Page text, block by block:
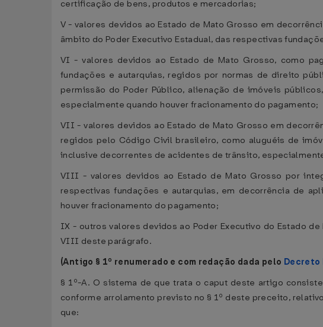
certificação de bens, produtos e mercadorias;
V - valores devidos ao Estado de Mato Grosso em
âmbito do Poder Executivo Estadual, das respectivas
VI - valores devidos ao Estado de Mato Grosso, como
fundações e autarquias, regidos por normas de direito
permissão do Poder Público, alienação de imóveis
especialmente quando houver fracionamento do pagamento;
VII - valores devidos ao Estado de Mato Grosso em
regidos pelo Código Civil brasileiro, como aluguéis de
inclusive decorrentes de acidentes de trânsito,
VIII - valores devidos ao Estado de Mato Grosso por
respectivas fundações e autarquias, em decorrência de
houver fracionamento do pagamento;
IX - outros valores devidos ao Poder Executivo do Estado
VIII deste parágrafo.
(Antigo § 1º renumerado e com redação dada pelo Decreto
§ 1º-A. O sistema de que trata o caput deste artigo
conforme arrolamento previsto no § 1º deste preceito,
que: